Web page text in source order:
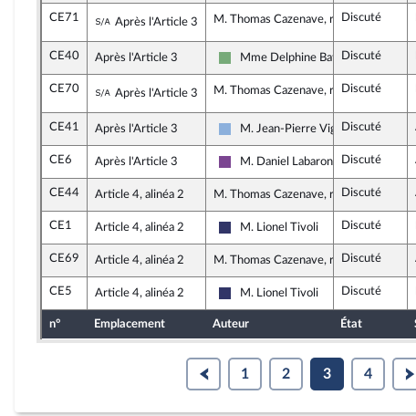
CE71 Sous-amendement de l'amendement n°CE41
Après l'Article 3 M. Thomas Cazenave, rapporteur
Discuté
CE40 Après l'Article 3
Écologiste et Social
Mme Delphine BathoDiscuté
CE70 Sous-amendement de l'amendement n°CE8
Après l'Article 3 M. Thomas Cazenave, rapporteur
Discuté
CE41 Après l'Article 3
Droite Républicaine
M. Jean-Pierre VigierDiscuté
CE6 Après l'Article 3
Ensemble pour la République
M. Daniel LabaronneDiscuté
CE44 Article 4, alinéa 2 M. Thomas Cazenave, rapporteur
Discuté
CE1 Article 4, alinéa 2
Rassemblement National
M. Lionel Tivoli Discuté
CE69 Article 4, alinéa 2 M. Thomas Cazenave, rapporteur
Discuté
CE5 Article 4, alinéa 2
Rassemblement National
M. Lionel Tivoli Discuté
n° Emplacement Auteur État
1 2 3 4